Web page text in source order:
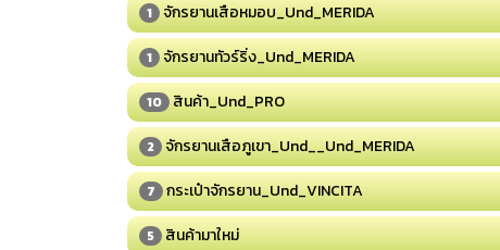
1 จักรยานเสือหมอบ_Und_MERIDA
1 จักรยานทัวร์ริ่ง_Und_MERIDA
10 สินค้า_Und_PRO
2 จักรยานเสือภูเขา_Und__Und_MERIDA
7 กระเป๋าจักรยาน_Und_VINCITA
5 สินค้ามาใหม่